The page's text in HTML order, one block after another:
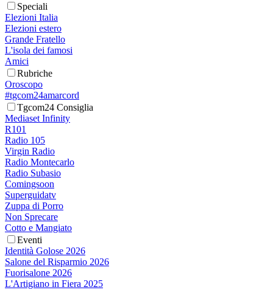
Speciali
Elezioni Italia
Elezioni estero
Grande Fratello
L'isola dei famosi
Amici
Rubriche
Oroscopo
#tgcom24amarcord
Tgcom24 Consiglia
Mediaset Infinity
R101
Radio 105
Virgin Radio
Radio Montecarlo
Radio Subasio
Comingsoon
Superguidatv
Zuppa di Porro
Non Sprecare
Cotto e Mangiato
Eventi
Identità Golose 2026
Salone del Risparmio 2026
Fuorisalone 2026
L'Artigiano in Fiera 2025